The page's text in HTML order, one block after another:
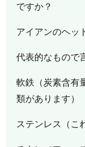
ですか？
アイアンのヘッ
代表的なもので
軟鉄（炭素含有
類があります）
ステンレス（こ